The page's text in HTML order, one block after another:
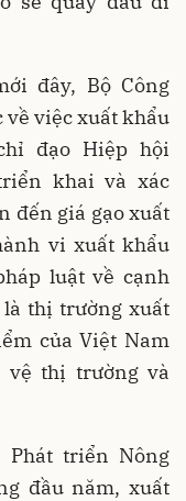
đây, Bộ Công
về việc xuất khẩu
đạo Hiệp hội
khai và xác
đến giá gạo xuất
vi xuất khẩu
luật về cạnh
là thị trường xuất
của Việt Nam
vệ thị trường và
Phát triển Nông
đầu năm, xuất